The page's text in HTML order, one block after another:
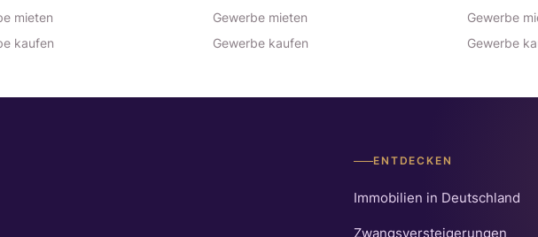
mieten
kaufen
Gewerbe mieten
Gewerbe kaufen
Gewerbe
Gewerbe
ENTDECKEN
Immobilien in Deutschland
Zwangsversteigerungen